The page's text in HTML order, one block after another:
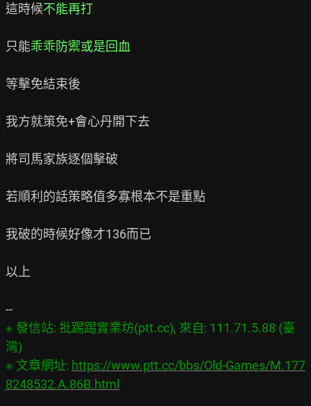
這時候不能再打
只能乖乖防禦或是回血
等擊免結束後
我方就策免+會心丹開下去
將司馬家族逐個擊破
若順利的話策略值多寡根本不是重點
我破的時候好像才136而已
以上
※ 發信站: 批踢踢實業坊(ptt.cc), 來自: 111.71.5.88 (臺
灣)
※ 文章網址: https://www.ptt.cc/bbs/Old-Games/M.177
8248532.A.86B.html